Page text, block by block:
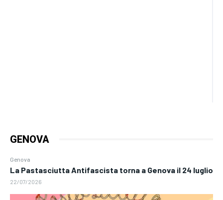
GENOVA
Genova
La Pastasciutta Antifascista torna a Genova il 24 luglio
22/07/2026